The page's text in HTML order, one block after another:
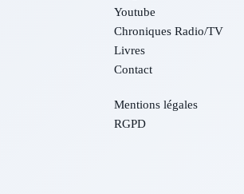
Youtube
Chroniques Radio/TV
Livres
Contact
Mentions légales
RGPD